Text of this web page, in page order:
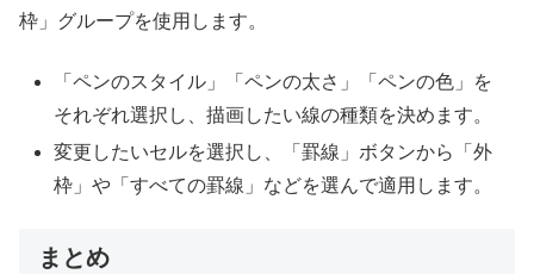
枠」グループを使用します。
「ペンのスタイル」「ペンの太さ」「ペンの色」を
それぞれ選択し、描画したい線の種類を決めます。
変更したいセルを選択し、「罫線」ボタンから「外
枠」や「すべての罫線」などを選んで適用します。
まとめ